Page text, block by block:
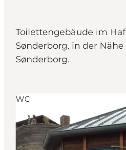
Reiseplanung
Toilettengebäude im
Sønderborg, in der Nähe
Sønderborg.
WC